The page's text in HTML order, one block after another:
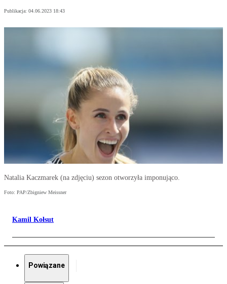
Publikacja: 04.06.2023 18:43
Natalia Kaczmarek (na zdjęciu) sezon otworzyła imponująco.
Foto: PAP/Zbigniew Meissner
Kamil Kołsut
Powiązane